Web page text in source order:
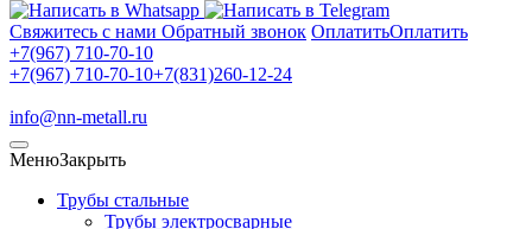
Свяжитесь с нами Обратный звонок ОплатитьОплатить
+7(967) 710-70-10
+7(967) 710-70-10+7(831)260-12-24
info@nn-metall.ru
МенюЗакрыть
Трубы стальные
Трубы электросварные